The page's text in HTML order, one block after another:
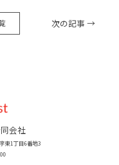
次の記事 →
会社
東1丁目6番地3